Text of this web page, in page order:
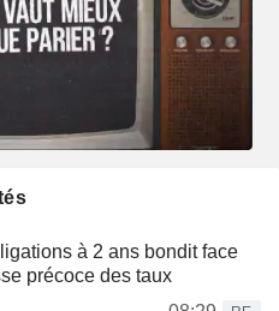
à 2 ans bondit face
précoce des taux